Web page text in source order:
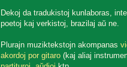
Dekoj da tradukistoj kunlaboras,
poetoj kaj verkistoj, brazilaj aŭ ne.
Plurajn muziktekstojn akompanas
akordoj por gitaro (kaj aliaj